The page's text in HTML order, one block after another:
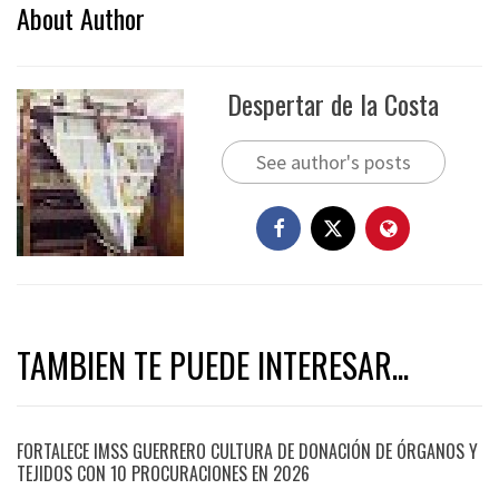
About Author
Despertar de la Costa
See author's posts
TAMBIEN TE PUEDE INTERESAR...
FORTALECE IMSS GUERRERO CULTURA DE DONACIÓN DE ÓRGANOS Y
TEJIDOS CON 10 PROCURACIONES EN 2026